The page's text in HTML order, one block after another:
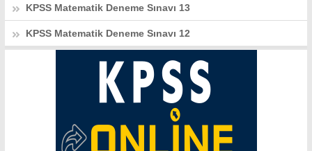
KPSS Matematik Deneme Sınavı 13
KPSS Matematik Deneme Sınavı 12